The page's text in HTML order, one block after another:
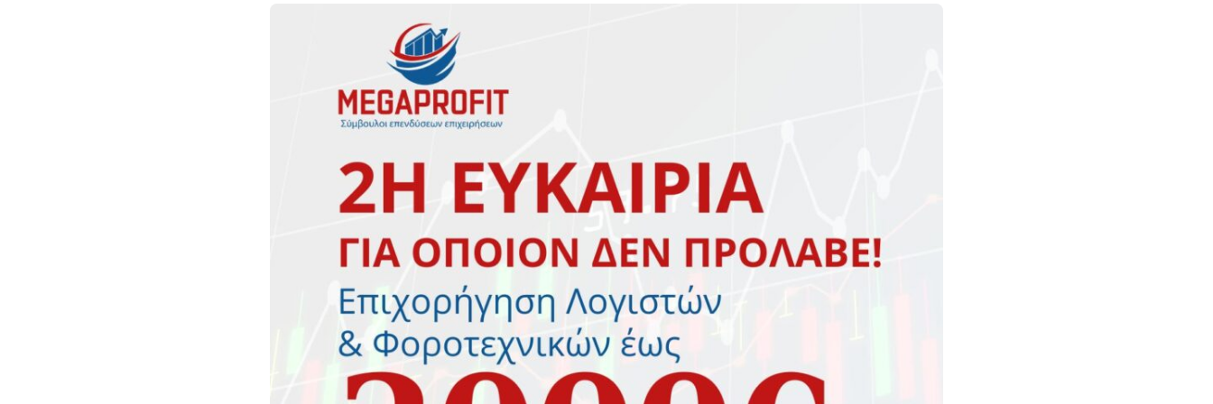
αλλά και σε θέματα
Υποβολή και
Διαχείριση
Προγραμμάτων
Το γραφείο μας είναι σε
θέση να ανταπεξέλθει σε
κάθε ζήτημα που αφορά
τον κάθε πελάτη ατομικά,
αλλά και σε θέματα
επιχειρήσεων.
Χρηματοδότηση &
Δάνεια για
Επιχειρήσεις
Η MegaProfit |
Σύμβουλοι Επιχειρήσεων
σας καθοδηγεί με